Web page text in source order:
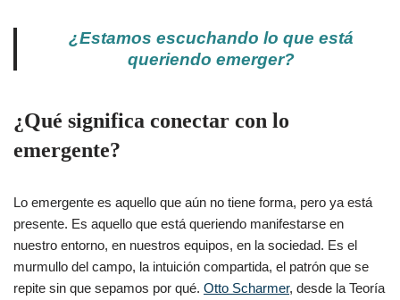
¿Estamos escuchando lo que está
queriendo emerger?
¿Qué significa conectar con lo
emergente?
Lo emergente es aquello que aún no tiene forma, pero ya está
presente. Es aquello que está queriendo manifestarse en
nuestro entorno, en nuestros equipos, en la sociedad. Es el
murmullo del campo, la intuición compartida, el patrón que se
repite sin que sepamos por qué. Otto Scharmer, desde la Teoría